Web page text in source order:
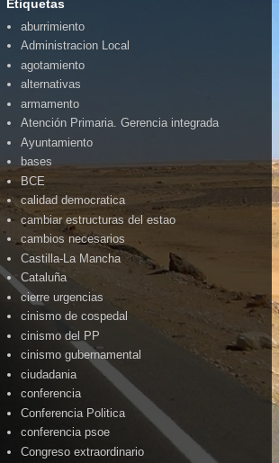
Etiquetas
aburrimiento
Administracion Local
agotamiento
alternativas
armamento
Atención Primaria. Gerencia integrada
Ayuntamiento
bases
BCE
calidad democratica
cambiar estructuras del estao
cambios necesarios
Castilla-La Mancha
Cataluña
cierre urgencias
cinismo de cospedal
cinismo del PP
cinismo gubernamental
ciudadania
conferencia
Conferencia Politica
conferencia psoe
Congreso extraordinario